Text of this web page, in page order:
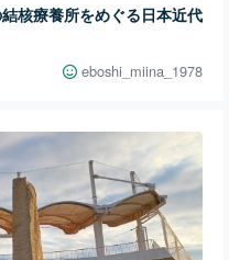
核療養所をめぐる日本近代
eboshi_miina_1978